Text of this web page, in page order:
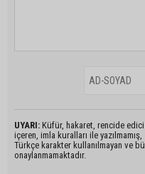
UYARI: Küfür, hakaret, rencide edici
içeren, imla kuralları ile yazılmamış,
Türkçe karakter kullanılmayan ve
onaylanmamaktadır.